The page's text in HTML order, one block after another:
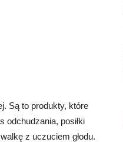
Są to produkty, które
odchudzania, posiłki
z uczuciem głodu.